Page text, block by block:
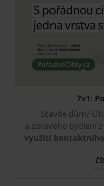
7v1:
Stavíte dům?
a zdravého bydlení z
využití